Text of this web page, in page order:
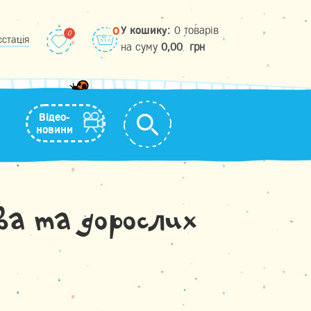
0У кошику: 0 товарів
на cуму 0,00 грн
Відео-
новини
та дорослих